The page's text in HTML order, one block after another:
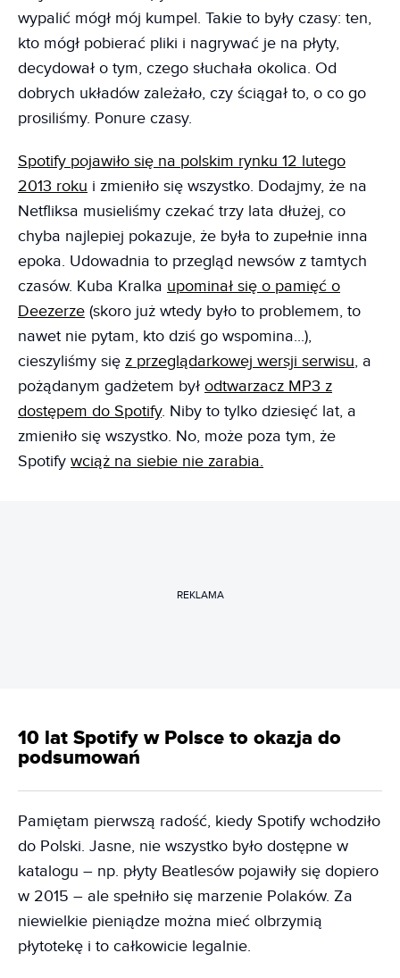
wypalić mógł mój kumpel. Takie to były czasy: ten,
kto mógł pobierać pliki i nagrywać je na płyty,
decydował o tym, czego słuchała okolica. Od
dobrych układów zależało, czy ściągał to, o co go
prosiliśmy. Ponure czasy.
Spotify pojawiło się na polskim rynku 12 lutego
2013 roku i zmieniło się wszystko. Dodajmy, że na
Netfliksa musieliśmy czekać trzy lata dłużej, co
chyba najlepiej pokazuje, że była to zupełnie inna
epoka. Udowadnia to przegląd newsów z tamtych
czasów. Kuba Kralka upominał się o pamięć o
Deezerze (skoro już wtedy było to problemem, to
nawet nie pytam, kto dziś go wspomina...),
cieszyliśmy się z przeglądarkowej wersji serwisu, a
pożądanym gadżetem był odtwarzacz MP3 z
dostępem do Spotify. Niby to tylko dziesięć lat, a
zmieniło się wszystko. No, może poza tym, że
Spotify wciąż na siebie nie zarabia.
REKLAMA
10 lat Spotify w Polsce to okazja do
podsumowań
Pamiętam pierwszą radość, kiedy Spotify wchodziło
do Polski. Jasne, nie wszystko było dostępne w
katalogu – np. płyty Beatlesów pojawiły się dopiero
w 2015 – ale spełniło się marzenie Polaków. Za
niewielkie pieniądze można mieć olbrzymią
płytotekę i to całkowicie legalnie.